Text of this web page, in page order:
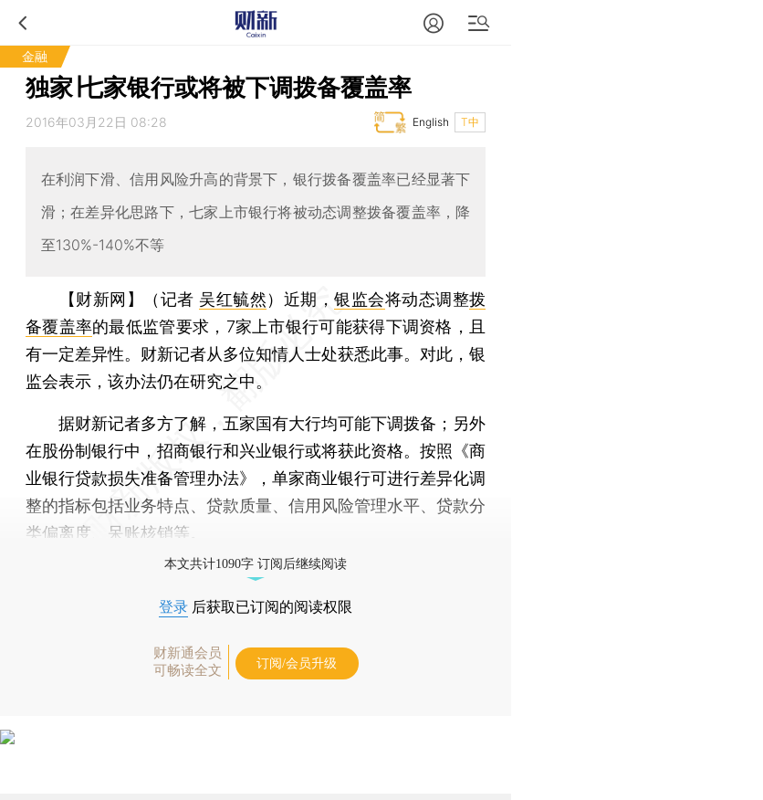
金融
独家∣七家银行或将被下调拨备覆盖率
2016年03月22日 08:28 T中
English
在利润下滑、信用风险升高的背景下，银行拨备覆盖率已经显著下
滑；在差异化思路下，七家上市银行将被动态调整拨备覆盖率，降
至130%-140%不等
【财新网】（记者 吴红毓然） 近期，银监会将动态调整拨
备覆盖率的最低监管要求，7家上市银行可能获得下调资格，且
有一定差异性。财新记者从多位知情人士处获悉此事。对此，银
监会表示，该办法仍在研究之中。
据财新记者多方了解，五家国有大行均可能下调拨备；另外
在股份制银行中，招商银行和兴业银行或将获此资格。按照《商
业银行贷款损失准备管理办法》，单家商业银行可进行差异化调
整的指标包括业务特点、贷款质量、信用风险管理水平、贷款分
类偏离度、呆账核销等。
本文共计1090字 订阅后继续阅读
登录 后获取已订阅的阅读权限
财新通会员
可畅读全文
订阅/会员升级